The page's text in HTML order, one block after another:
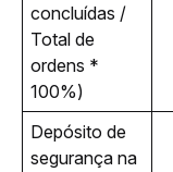
concluídas /
Total de
ordens *
100%)
Depósito de
segurança na